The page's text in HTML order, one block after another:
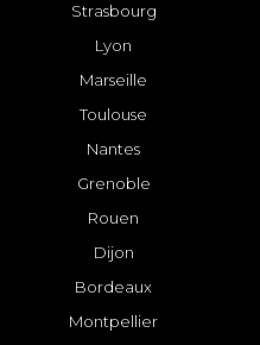
Strasbourg
Lyon
Marseille
Toulouse
Nantes
Grenoble
Rouen
Dijon
Bordeaux
Montpellier